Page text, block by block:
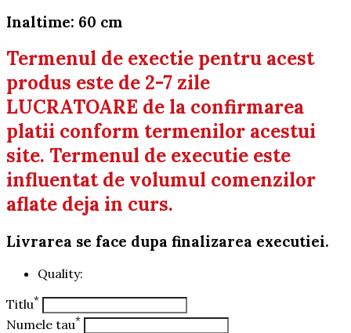
Inaltime: 60 cm
Termenul de exectie pentru acest
produs este de 2-7 zile
LUCRATOARE de la confirmarea
platii conform termenilor acestui
site. Termenul de executie este
influentat de volumul comenzilor
aflate deja in curs.
Livrarea se face dupa finalizarea executiei.
Quality:
Titlu*
Numele tau*